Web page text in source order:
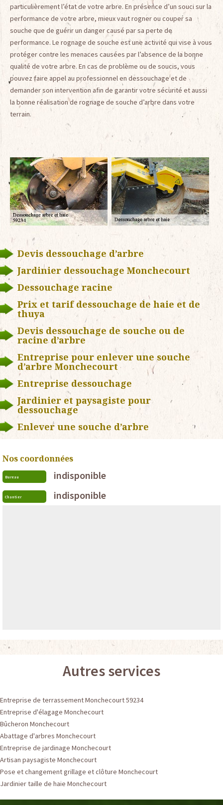
particulièrement l’état de votre arbre. En présence d’un souci sur la
performance de votre arbre, mieux vaut rogner ou couper sa
souche que de guérir un danger causé par sa perte de
performance. Le rognage de souche est une activité qui vise à vous
protéger contre les menaces causées par l’absence de la bonne
qualité de votre arbre. En cas de problème ou de soucis, vous
pouvez faire appel au professionnel en dessouchage et de
demander son intervention afin de garantir votre sécurité et aussi
la bonne réalisation de rognage de souche d’arbre dans votre
terrain.
Devis dessouchage d’arbre
Jardinier dessouchage Monchecourt
Dessouchage racine
Prix et tarif dessouchage de haie et de
thuya
Devis dessouchage de souche ou de
racine d’arbre
Entreprise pour enlever une souche
d’arbre Monchecourt
Entreprise dessouchage
Jardinier et paysagiste pour
dessouchage
Enlever une souche d’arbre
Nos coordonnées
Bureau indisponible
Chantier indisponible
Autres services
Entreprise de terrassement Monchecourt 59234
Entreprise d'élagage Monchecourt
Bûcheron Monchecourt
Abattage d'arbres Monchecourt
Entreprise de jardinage Monchecourt
Artisan paysagiste Monchecourt
Pose et changement grillage et clôture Monchecourt
Jardinier taille de haie Monchecourt